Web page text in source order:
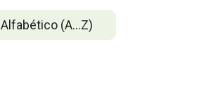
Alfabético (A...Z)